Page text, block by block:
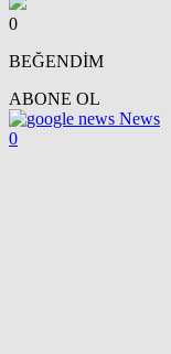
0
BEĞENDİM
ABONE OL
News
0